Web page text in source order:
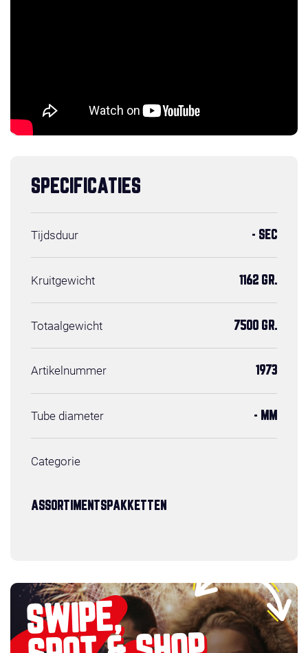
SPECIFICATIES
Tijdsduur - SEC
Kruitgewicht 1162 GR.
Totaalgewicht 7500 GR.
Artikelnummer 1973
Tube diameter - MM
Categorie
ASSORTIMENTSPAKKETTEN
SWIPE,